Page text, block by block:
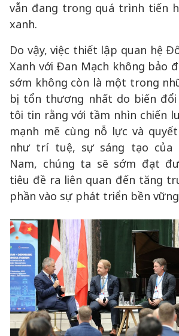
vẫn đang trong quá trình tiến
xanh.
Do vậy, việc thiết lập quan hệ
Xanh với Đan Mạch không bảo
sớm không còn là một trong
bị tổn thương nhất do biến
tôi tin rằng với tầm nhìn chiến
mạnh mẽ cùng nỗ lực và
như trí tuệ, sự sáng tạo của
Nam, chúng ta sẽ sớm đạt
tiêu đề ra liên quan đến tăng
phần vào sự phát triển bền